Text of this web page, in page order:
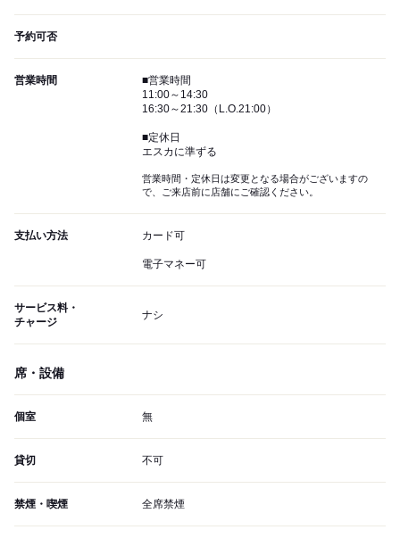
予約可否
営業時間
■営業時間
11:00～14:30
16:30～21:30（L.O.21:00）
■定休日
エスカに準ずる
営業時間・定休日は変更となる場合がございますの
で、ご来店前に店舗にご確認ください。
支払い方法 カード可
電子マネー可
サービス料・
チャージ
ナシ
席・設備
個室 無
貸切 不可
禁煙・喫煙 全席禁煙